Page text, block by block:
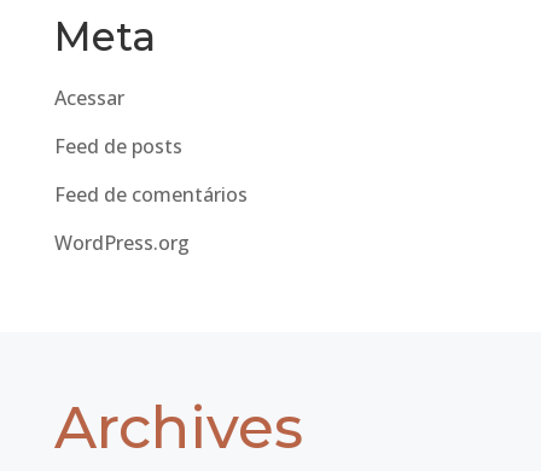
Meta
Acessar
Feed de posts
Feed de comentários
WordPress.org
Archives